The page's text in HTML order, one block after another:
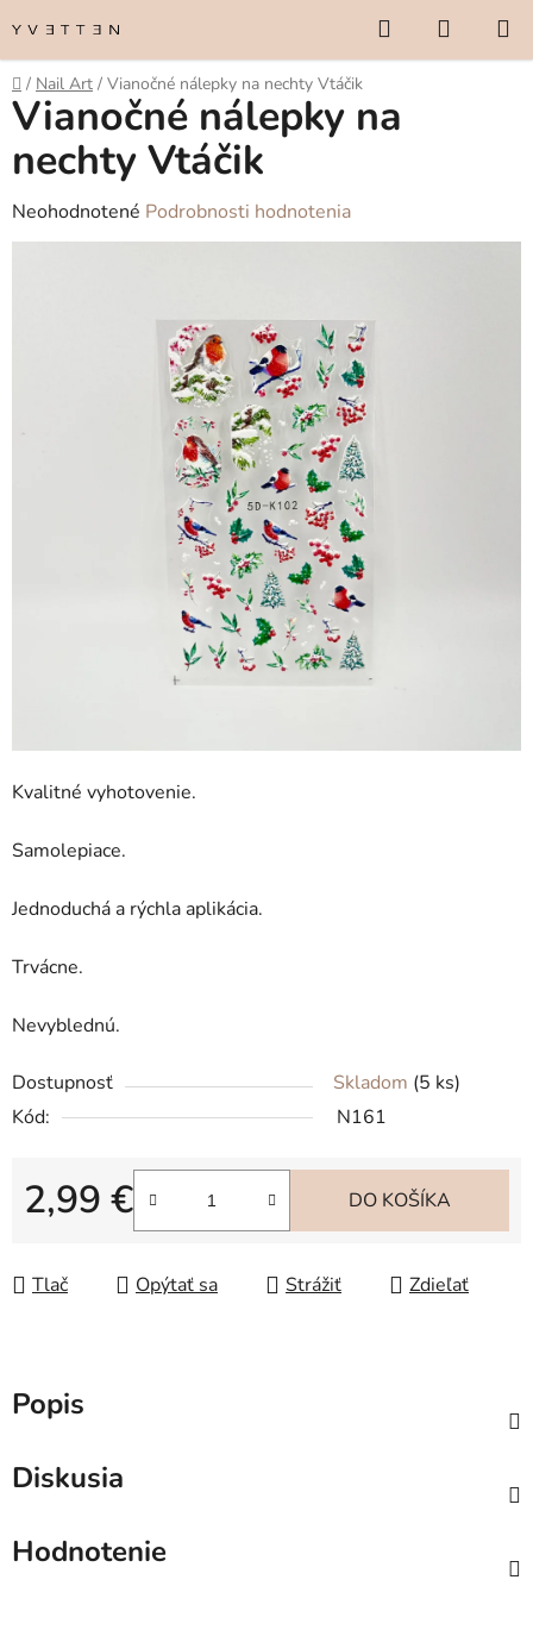
na
obsah
Hľadať
KOŠÍK
Domov
/ Nail Art / Vianočné nálepky na nechty Vtáčik
Kvalitné vyhotovenie.
Samolepiace.
Jednoduchá a rýchla aplikácia.
Trvácne.
Nevyblednú.
Dostupnosť Skladom (5 ks)
Kód:
N161
2,99 €
Jednotková cena:
DO KOŠÍKA
Tlač Opýtať sa Strážiť Zdieľať
Vianočné nálepky na
nechty Vtáčik
Priemerné
hodnotenie
hviezdičiek.
Neohodnotené Podrobnosti hodnotenia
Popis
Diskusia
Hodnotenie